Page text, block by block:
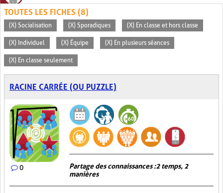
TOUTES LES FICHES (8)
(X) Socialisation (X) Sporadiques (X) En classe et hors classe
(X) Individuel (X) Équipe (X) En plusieurs séances
(X) En classe seulement
RACINE CARRÉE (OU PUZZLE)
0
Partage des connaissances : 2 temps, 2
manières